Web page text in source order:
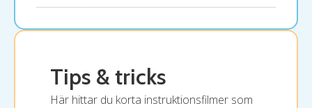
Tips & tricks
Här hittar du korta instruktionsfilmer som